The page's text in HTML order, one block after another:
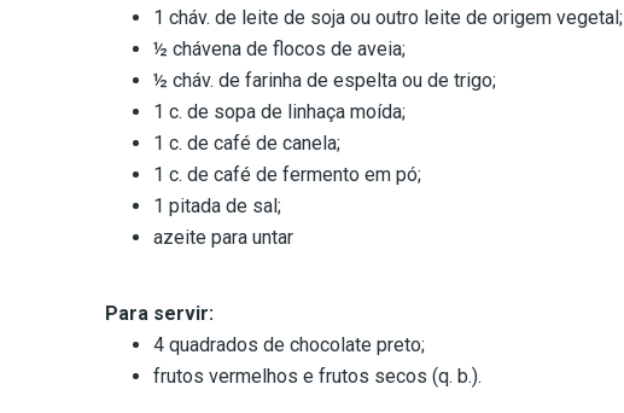
1 cháv. de leite de soja ou outro leite de origem vegetal;
½ chávena de flocos de aveia;
½ cháv. de farinha de espelta ou de trigo;
1 c. de sopa de linhaça moída;
1 c. de café de canela;
1 c. de café de fermento em pó;
1 pitada de sal;
azeite para untar
Para servir:
4 quadrados de chocolate preto;
frutos vermelhos e frutos secos (q. b.).